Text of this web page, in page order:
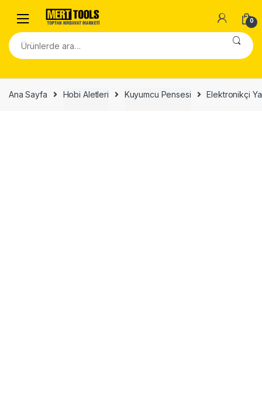
Skip to navigation
Skip to content
0
Ara:
Ana Sayfa Hobi Aletleri Kuyumcu Pensesi Elektronikçi